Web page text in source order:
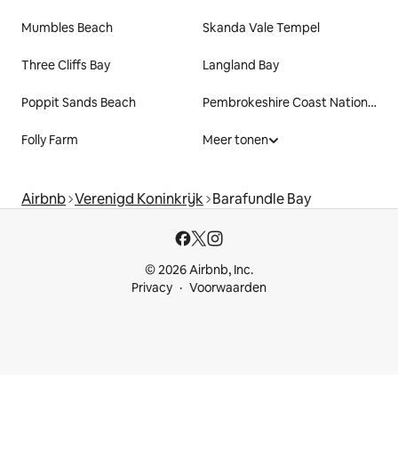
Mumbles Beach Skanda Vale Tempel
Three Cliffs Bay Langland Bay
Poppit Sands Beach Pembrokeshire Coast National Park
Folly Farm Meer tonen
Airbnb Verenigd Koninkrijk Barafundle Bay
© 2026 Airbnb, Inc.
Privacy
Voorwaarden